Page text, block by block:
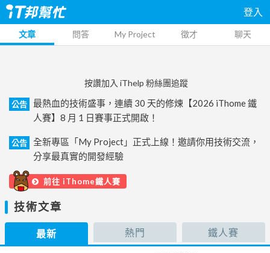
登入
文章 問答 My Project 徵才 聊天
按讚加入 iThelp 粉絲團追蹤
公告
最熱血的技術盛事，連續 30 天的修煉【2026 iThome 鐵
人賽】8 月 1 日賽事正式開啟！
公告
全新專區「My Project」正式上線！邀請你用技術交流，
分享最真實的開發經驗
前往 iThome鐵人賽
技術文章
最新 熱門 鐵人賽